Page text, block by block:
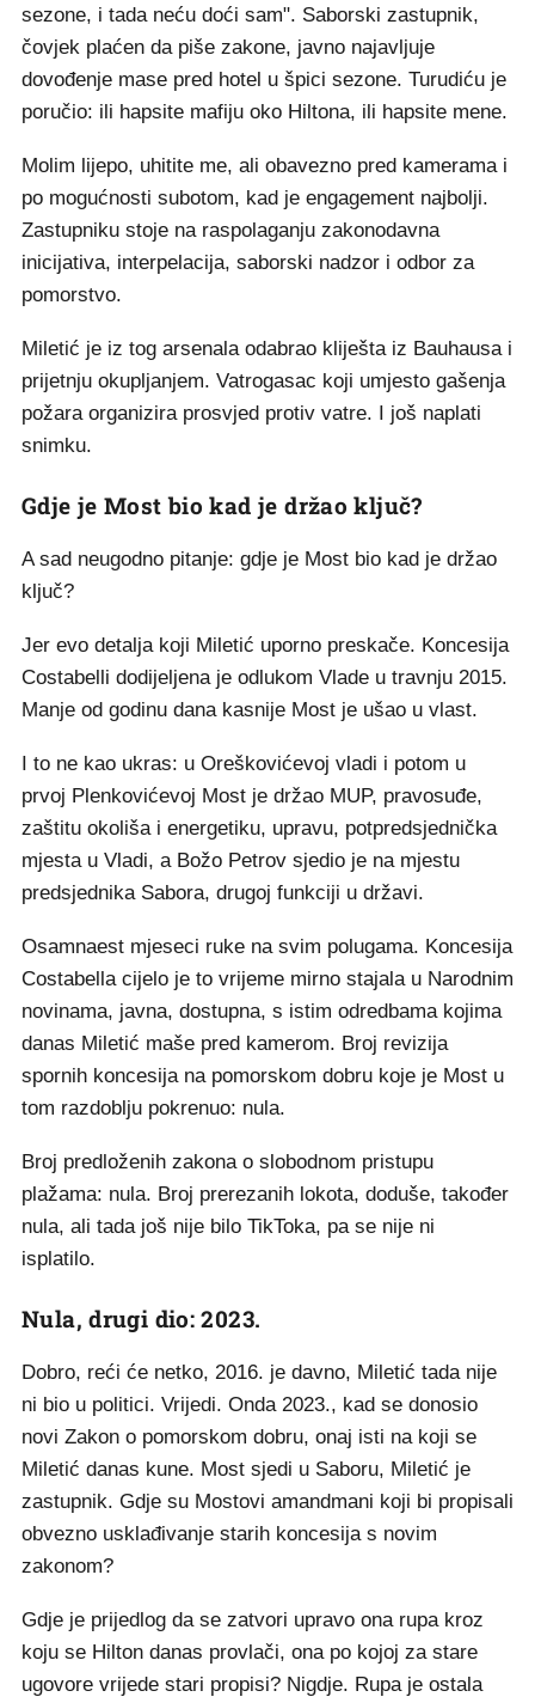
sezone, i tada neću doći sam". Saborski zastupnik,
čovjek plaćen da piše zakone, javno najavljuje
dovođenje mase pred hotel u špici sezone. Turudiću je
poručio: ili hapsite mafiju oko Hiltona, ili hapsite mene.
Molim lijepo, uhitite me, ali obavezno pred kamerama i
po mogućnosti subotom, kad je engagement najbolji.
Zastupniku stoje na raspolaganju zakonodavna
inicijativa, interpelacija, saborski nadzor i odbor za
pomorstvo.
Miletić je iz tog arsenala odabrao kliješta iz Bauhausa i
prijetnju okupljanjem. Vatrogasac koji umjesto gašenja
požara organizira prosvjed protiv vatre. I još naplati
snimku.
Gdje je Most bio kad je držao ključ?
A sad neugodno pitanje: gdje je Most bio kad je držao
ključ?
Jer evo detalja koji Miletić uporno preskače. Koncesija
Costabelli dodijeljena je odlukom Vlade u travnju 2015.
Manje od godinu dana kasnije Most je ušao u vlast.
I to ne kao ukras: u Oreškovićevoj vladi i potom u
prvoj Plenkovićevoj Most je držao MUP, pravosuđe,
zaštitu okoliša i energetiku, upravu, potpredsjednička
mjesta u Vladi, a Božo Petrov sjedio je na mjestu
predsjednika Sabora, drugoj funkciji u državi.
Osamnaest mjeseci ruke na svim polugama. Koncesija
Costabella cijelo je to vrijeme mirno stajala u Narodnim
novinama, javna, dostupna, s istim odredbama kojima
danas Miletić maše pred kamerom. Broj revizija
spornih koncesija na pomorskom dobru koje je Most u
tom razdoblju pokrenuo: nula.
Broj predloženih zakona o slobodnom pristupu
plažama: nula. Broj prerezanih lokota, doduše, također
nula, ali tada još nije bilo TikToka, pa se nije ni
isplatilo.
Nula, drugi dio: 2023.
Dobro, reći će netko, 2016. je davno, Miletić tada nije
ni bio u politici. Vrijedi. Onda 2023., kad se donosio
novi Zakon o pomorskom dobru, onaj isti na koji se
Miletić danas kune. Most sjedi u Saboru, Miletić je
zastupnik. Gdje su Mostovi amandmani koji bi propisali
obvezno usklađivanje starih koncesija s novim
zakonom?
Gdje je prijedlog da se zatvori upravo ona rupa kroz
koju se Hilton danas provlači, ona po kojoj za stare
ugovore vrijede stari propisi? Nigdje. Rupa je ostala